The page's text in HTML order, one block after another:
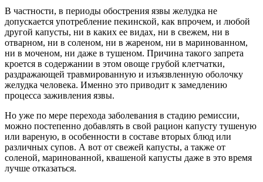
В частности, в периоды обострения язвы желудка не
допускается употребление пекинской, как впрочем, и любой
другой капусты, ни в каких ее видах, ни в свежем, ни в
отварном, ни в соленом, ни в жареном, ни в маринованном,
ни в моченом, ни даже в тушеном. Причина такого запрета
кроется в содержании в этом овоще грубой клетчатки,
раздражающей травмированную и изъязвленную оболочку
желудка человека. Именно это приводит к замедлению
процесса заживления язвы.
Но уже по мере перехода заболевания в стадию ремиссии,
можно постепенно добавлять в свой рацион капусту тушеную
или вареную, в особенности в составе вторых блюд или
различных супов. А вот от свежей капусты, а также от
соленой, маринованной, квашеной капусты даже в это время
лучше отказаться.